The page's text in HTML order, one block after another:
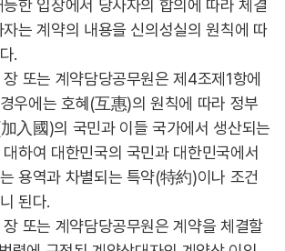
한 입장에서 당사자의 합의에 따라 체결
는 계약의 내용을 신의성실의 원칙에 따
.
또는 계약담당공무원은 제4조제1항에
우에는 호혜(互惠)의 원칙에 따라 정부
入國)의 국민과 이들 국가에서 생산되는
하여 대한민국의 국민과 대한민국에서
용역과 차별되는 특약(特約)이나 조건
된다.
또는 계약담당공무원은 계약을 체결할